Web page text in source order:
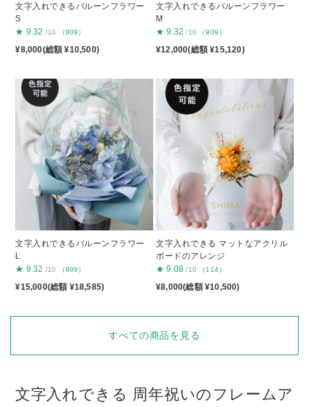
文字入れできるバルーンフラワー
S
★ 9.32 /10 （909）
¥8,000(総額 ¥10,500)
文字入れできるバルーンフラワー
M
★ 9.32 /10 （909）
¥12,000(総額 ¥15,120)
文字入れできるバルーンフラワー
L
★ 9.32 /10 （909）
¥15,000(総額 ¥18,585)
文字入れできる マットなアクリル
ボードのアレンジ
★ 9.08 /10 （114）
¥8,000(総額 ¥10,500)
すべての商品を見る
文字入れできる 周年祝いのフレームア